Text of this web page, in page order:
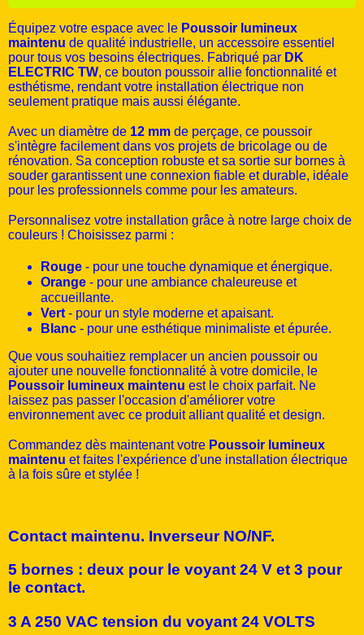
Équipez votre espace avec le Poussoir lumineux
maintenu de qualité industrielle, un accessoire essentiel
pour tous vos besoins électriques. Fabriqué par DK
ELECTRIC TW, ce bouton poussoir allie fonctionnalité et
esthétisme, rendant votre installation électrique non
seulement pratique mais aussi élégante.
Avec un diamètre de 12 mm de perçage, ce poussoir
s'intègre facilement dans vos projets de bricolage ou de
rénovation. Sa conception robuste et sa sortie sur bornes à
souder garantissent une connexion fiable et durable, idéale
pour les professionnels comme pour les amateurs.
Personnalisez votre installation grâce à notre large choix de
couleurs ! Choisissez parmi :
Rouge - pour une touche dynamique et énergique.
Orange - pour une ambiance chaleureuse et
accueillante.
Vert - pour un style moderne et apaisant.
Blanc - pour une esthétique minimaliste et épurée.
Que vous souhaitiez remplacer un ancien poussoir ou
ajouter une nouvelle fonctionnalité à votre domicile, le
Poussoir lumineux maintenu est le choix parfait. Ne
laissez pas passer l'occasion d'améliorer votre
environnement avec ce produit alliant qualité et design.
Commandez dès maintenant votre Poussoir lumineux
maintenu et faites l'expérience d'une installation électrique
à la fois sûre et stylée !
Contact maintenu. Inverseur NO/NF.
5 bornes : deux pour le voyant 24 V et 3 pour
le contact.
3 A 250 VAC tension du voyant 24 VOLTS